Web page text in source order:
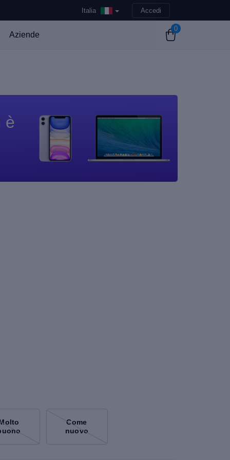
Italia Accedi
Aziende
0
è
Come
nuovo